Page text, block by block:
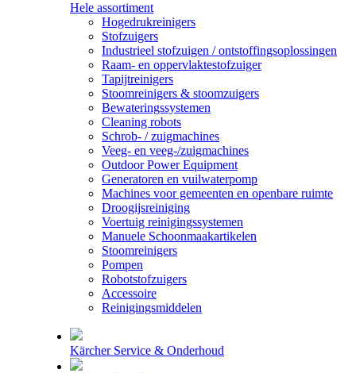
Hele assortiment
Hogedrukreinigers
Stofzuigers
Industrieel stofzuigen / ontstoffingsoplossingen
Raam- en oppervlaktestofzuiger
Tapijtreinigers
Stoomreinigers & stoomzuigers
Bewateringssystemen
Cleaning robots
Schrob- / zuigmachines
Veeg- en veeg-/zuigmachines
Outdoor Power Equipment
Generatoren en vuilwaterpomp
Machines voor gemeenten en openbare ruimte
Droogijsreiniging
Voertuig reinigingssystemen
Manuele Schoonmaakartikelen
Stoomreinigers
Pompen
Robotstofzuigers
Accessoire
Reinigingsmiddelen
Kärcher Service & Onderhoud